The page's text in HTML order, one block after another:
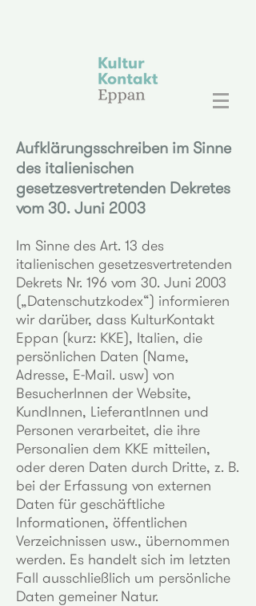
Aufklärungsschreiben im Sinne
des italienischen
gesetzesvertretenden Dekretes
vom 30. Juni 2003
Im Sinne des Art. 13 des
italienischen gesetzesvertretenden
Dekrets Nr. 196 vom 30. Juni 2003
(„Datenschutzkodex“) informieren
wir darüber, dass KulturKontakt
Eppan (kurz: KKE), Italien, die
persönlichen Daten (Name,
Adresse, E-Mail. usw) von
BesucherInnen der Website,
KundInnen, LieferantInnen und
Personen verarbeitet, die ihre
Personalien dem KKE mitteilen,
oder deren Daten durch Dritte, z. B.
bei der Erfassung von externen
Daten für geschäftliche
Informationen, öffentlichen
Verzeichnissen usw., übernommen
werden. Es handelt sich im letzten
Fall ausschließlich um persönliche
Daten gemeiner Natur.